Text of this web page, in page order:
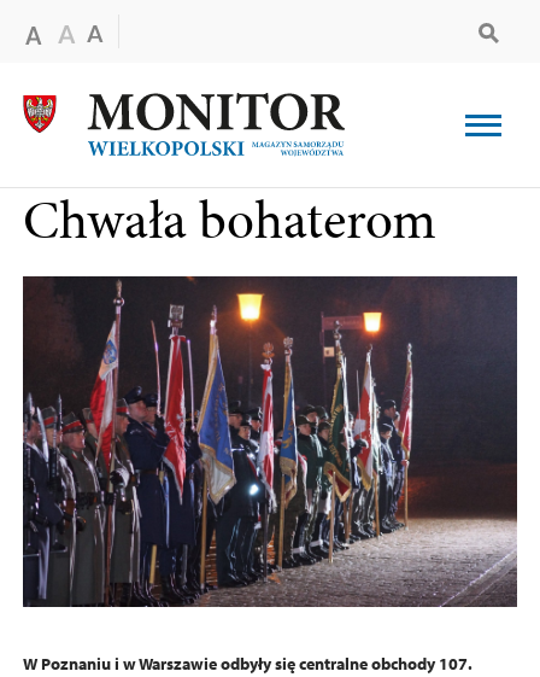
Chwała bohaterom
W Poznaniu i w Warszawie odbyły się centralne obchody 107.